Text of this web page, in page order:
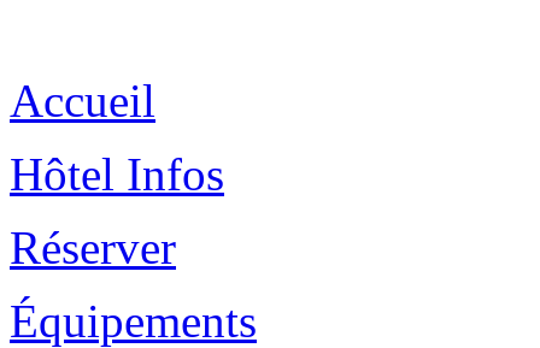
Accueil
Hôtel Infos
Réserver
Équipements